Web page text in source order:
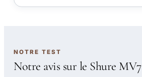
NOTRE TEST
Notre avis sur le Shure MV7